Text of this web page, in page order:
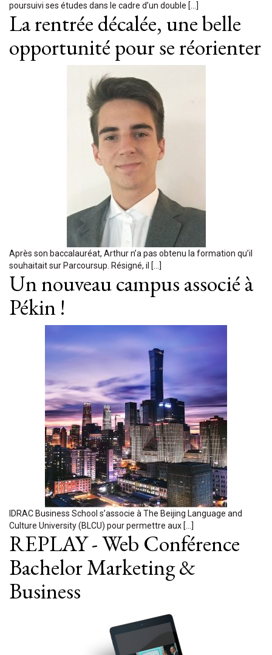
poursuivi ses études dans le cadre d’un double […]
La rentrée décalée, une belle
opportunité pour se réorienter
Après son baccalauréat, Arthur n’a pas obtenu la formation qu’il
souhaitait sur Parcoursup. Résigné, il […]
Un nouveau campus associé à
Pékin !
IDRAC Business School s’associe à The Beijing Language and
Culture University (BLCU) pour permettre aux […]
REPLAY - Web Conférence
Bachelor Marketing &
Business